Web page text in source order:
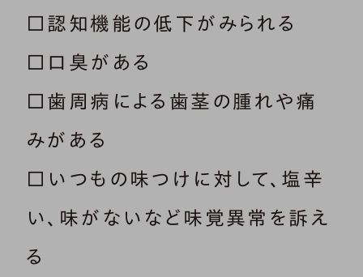
□認知機能の低下がみられる
□口臭がある
□歯周病による歯茎の腫れや痛
みがある
□いつもの味つけに対して、塩辛
い、味がないなど味覚異常を訴え
る